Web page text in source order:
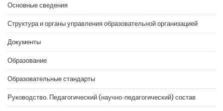
Основные сведения
Структура и органы управления образовательной организацией
Документы
Образование
Образовательные стандарты
Руководство. Педагогический (научно-педагогический) состав